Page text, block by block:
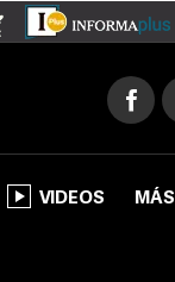
VIDEOS MÁS